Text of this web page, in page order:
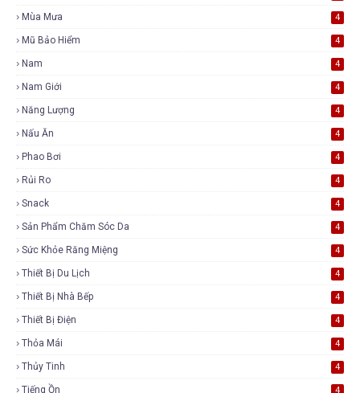
Mùa Mưa 4
Mũ Bảo Hiểm 4
Nam 4
Nam Giới 4
Năng Lượng 4
Nấu Ăn 4
Phao Bơi 4
Rủi Ro 4
Snack 4
Sản Phẩm Chăm Sóc Da 4
Sức Khỏe Răng Miệng 4
Thiết Bị Du Lịch 4
Thiết Bị Nhà Bếp 4
Thiết Bị Điện 4
Thỏa Mái 4
Thủy Tinh 4
Tiếng Ồn 4